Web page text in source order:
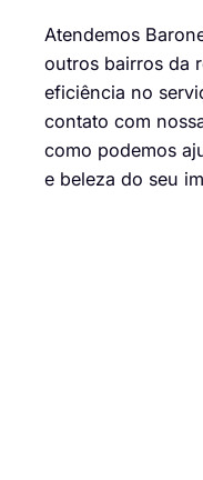
Atendemos
outros bairros da
eficiência no
contato com
como podemos
e beleza do seu